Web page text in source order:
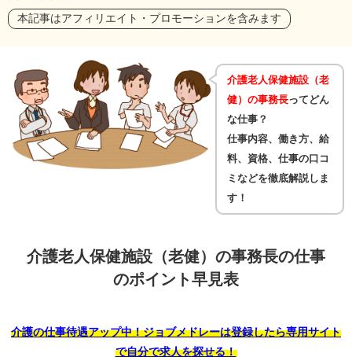
本記事はアフィリエイト・プロモーションを含みます
介護老人保健施設（老
健）の事務長ってどん
な仕事？
仕事内容、働き方、給
料、資格、仕事の口コ
ミなどを徹底解説しま
す！
介護老人保健施設（老健）の事務長の仕事
のポイント早見表
介護の仕事待遇アップ中！ジョブメドレーは登録したら専用サイト
で自分で求人を探せる！